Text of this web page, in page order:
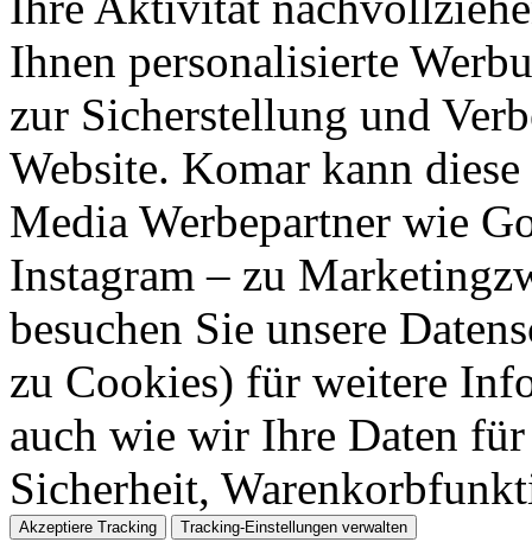
Ihnen personalisierte
zur Sicherstellung und
Website. Komar kann
Media Werbepartner wie
Instagram – zu
besuchen Sie unsere
zu Cookies) für weitere
auch wie wir Ihre Daten
Sicherheit,
Akzeptiere Tracking Tracking-Einstellungen verwalten